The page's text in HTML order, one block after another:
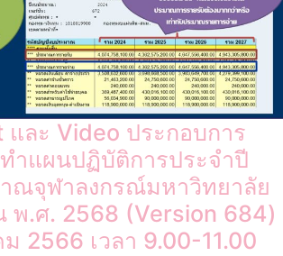
และ Video ประกอบการ
ำแผนปฏิบัติการประจำปี
ณจุฬาลงกรณ์มหาวิทยาลัย
พ.ศ. 2568 (Version 684)
2566 เวลา 9.00-11.00